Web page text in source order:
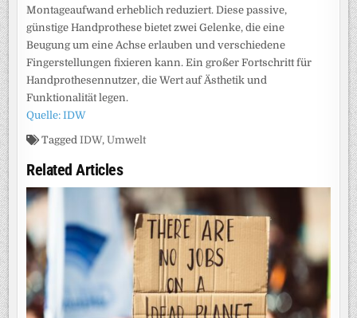
Montageaufwand erheblich reduziert. Diese passive,
günstige Handprothese bietet zwei Gelenke, die eine
Beugung um eine Achse erlauben und verschiedene
Fingerstellungen fixieren kann. Ein großer Fortschritt für
Handprothesennutzer, die Wert auf Ästhetik und
Funktionalität legen.
Quelle: IDW
TaggedIDW,Umwelt
Related Articles